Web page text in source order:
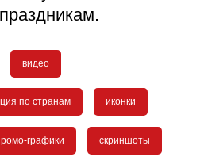
видео
по странам иконки
графики скриншоты